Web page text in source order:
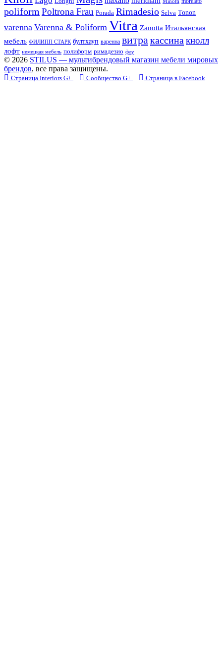
poliform Poltrona Frau Porada Rimadesio Selva Tonon
varenna Varenna & Poliform Vitra Zanotta Итальянская
мебель ФИЛИПП СТАРК бултхауп варенна витра кассина кнолл
лофт немецкая мебель полиформ римадезио флу
© 2026 STILUS — мультибрендовый магазин мебели мировых
брендов, все права защищены.
Страница Interiors G+ Сообщество G+ Страница в Facebook